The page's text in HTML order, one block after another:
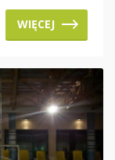
WIĘCEJ